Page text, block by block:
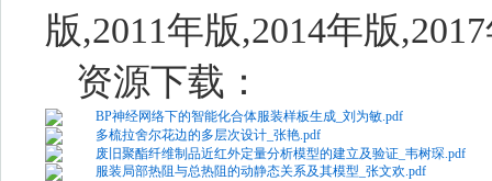
版,2011年版,2014年版
资源下载：
BP神经网络下的智能化合体服装样板生成_刘为敏.pdf
多梳拉舍尔花边的多层次设计_张艳.pdf
废旧聚酯纤维制品近红外定量分析模型的建立及验证_韦树琛.pdf
服装局部热阻与总热阻的动静态关系及其模型_张文欢.pdf